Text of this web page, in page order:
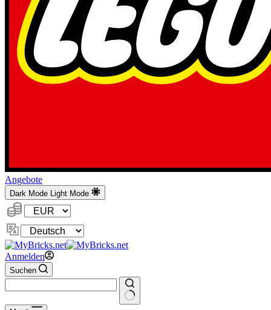
Angebote
Dark Mode Light Mode
Währung:
Sprache
ändern
Anmelden
Suchen